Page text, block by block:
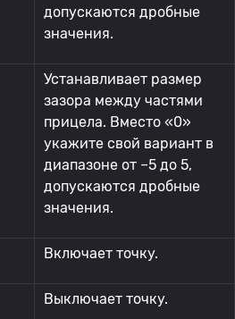
допускаются дробные
значения.
Устанавливает размер
зазора между частями
прицела. Вместо «0»
укажите свой вариант в
диапазоне от –5 до 5,
допускаются дробные
значения.
Включает точку.
Выключает точку.